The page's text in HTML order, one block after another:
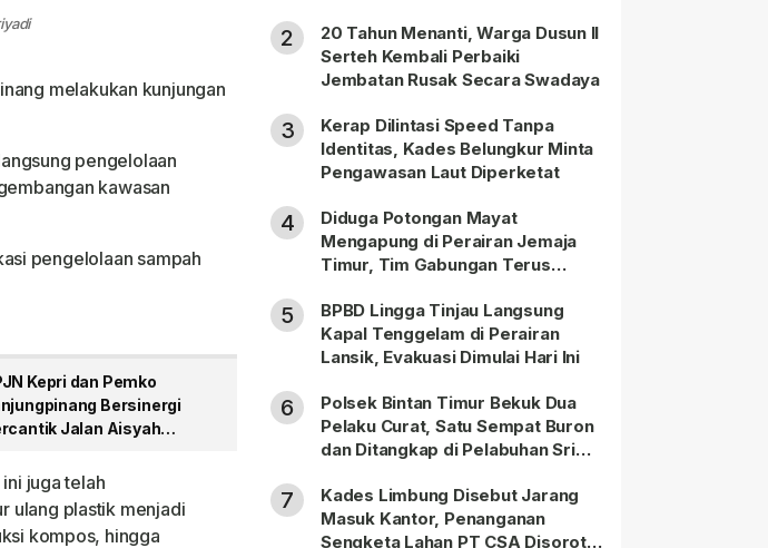
melakukan kunjungan
pengelolaan
kawasan
pengelolaan sampah
Kepri dan Pemko
Bersinergi
Jalan Aisyah
juga telah
ulang plastik menjadi
kompos, hingga
2
20 Tahun Menanti, Warga Dusun II
Serteh Kembali Perbaiki
Jembatan Rusak Secara Swadaya
3
Kerap Dilintasi Speed Tanpa
Identitas, Kades Belungkur Minta
Pengawasan Laut Diperketat
4
Diduga Potongan Mayat
Mengapung di Perairan Jemaja
Timur, Tim Gabungan Terus
5
BPBD Lingga Tinjau Langsung
Kapal Tenggelam di Perairan
Lansik, Evakuasi Dimulai Hari Ini
6
Polsek Bintan Timur Bekuk Dua
Pelaku Curat, Satu Sempat Buron
dan Ditangkap di Pelabuhan Sri
7
Kades Limbung Disebut Jarang
Masuk Kantor, Penanganan
Sengketa Lahan PT CSA Disorot